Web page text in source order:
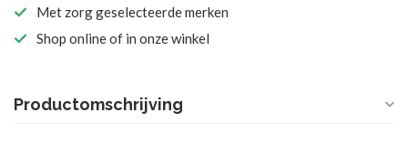
Met zorg geselecteerde merken
Shop online of in onze winkel
Productomschrijving